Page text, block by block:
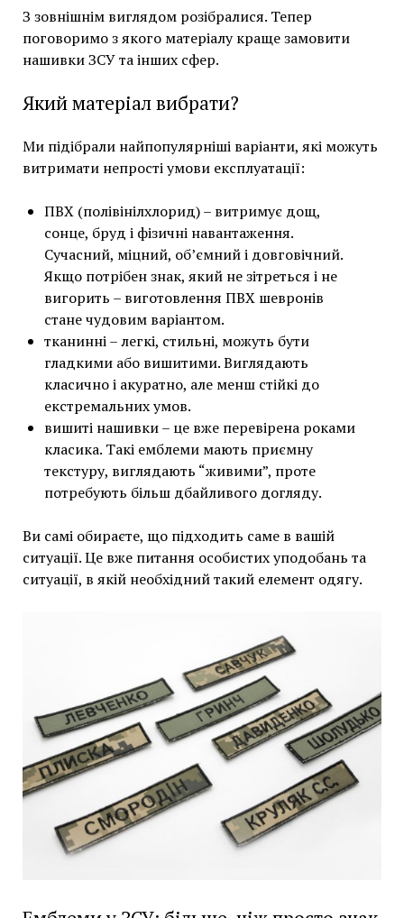
З зовнішнім виглядом розібралися. Тепер
поговоримо з якого матеріалу краще замовити
нашивки ЗСУ та інших сфер.
Який матеріал вибрати?
Ми підібрали найпопулярніші варіанти, які можуть
витримати непрості умови експлуатації:
ПВХ (полівінілхлорид) – витримує дощ,
сонце, бруд і фізичні навантаження.
Сучасний, міцний, об’ємний і довговічний.
Якщо потрібен знак, який не зітреться і не
вигорить – виготовлення ПВХ шевронів
стане чудовим варіантом.
тканинні – легкі, стильні, можуть бути
гладкими або вишитими. Виглядають
класично і акуратно, але менш стійкі до
екстремальних умов.
вишиті нашивки – це вже перевірена роками
класика. Такі емблеми мають приємну
текстуру, виглядають “живими”, проте
потребують більш дбайливого догляду.
Ви самі обираєте, що підходить саме в вашій
ситуації. Це вже питання особистих уподобань та
ситуації, в якій необхідний такий елемент одягу.